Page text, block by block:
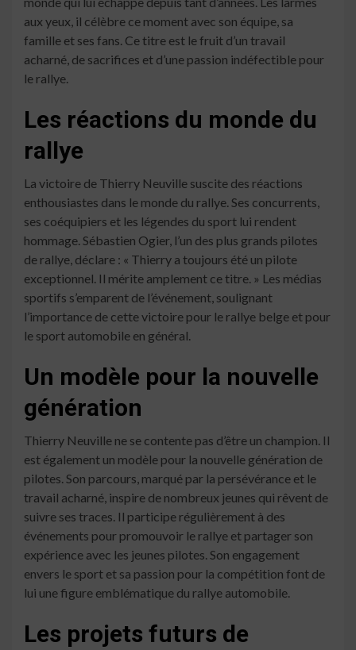
aux yeux, il célèbre ce moment avec son équipe, sa
famille et ses fans. Ce titre est le fruit d’un travail
acharné, de sacrifices et d’une passion indéfectible pour
le rallye.
Les réactions du monde du
rallye
La victoire de Thierry Neuville suscite des réactions
enthousiastes dans le monde du rallye. Ses concurrents,
ses coéquipiers et les légendes du sport lui rendent
hommage. Sébastien Ogier, l’un des plus grands pilotes
de rallye, déclare : « Thierry a toujours été un pilote
exceptionnel. Il mérite amplement ce titre. » Les médias
sportifs s’emparent de l’événement, soulignant
l’importance de cette victoire pour le rallye belge et pour
le sport automobile en général.
Un modèle pour la nouvelle
génération
Thierry Neuville ne se contente pas d’être un champion. Il
est également un modèle pour la nouvelle génération de
pilotes. Son parcours, marqué par la persévérance et le
travail acharné, inspire de nombreux jeunes qui rêvent de
suivre ses traces. Il participe régulièrement à des
événements pour promouvoir le rallye et partager son
expérience avec les jeunes pilotes. Son engagement
envers le sport et sa passion pour la compétition font de
lui une figure emblématique du rallye automobile.
Les projets futurs de